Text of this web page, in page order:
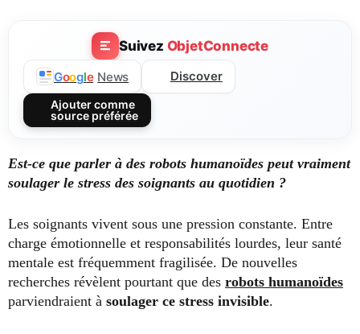
Suivez ObjetConnecte
Google News Discover
Ajouter comme
source préférée
Est-ce que parler à des robots humanoïdes peut vraiment
soulager le stress des soignants au quotidien ?
Les soignants vivent sous une pression constante. Entre
charge émotionnelle et responsabilités lourdes, leur santé
mentale est fréquemment fragilisée. De nouvelles
recherches révèlent pourtant que des robots humanoïdes
parviendraient à soulager ce stress invisible.